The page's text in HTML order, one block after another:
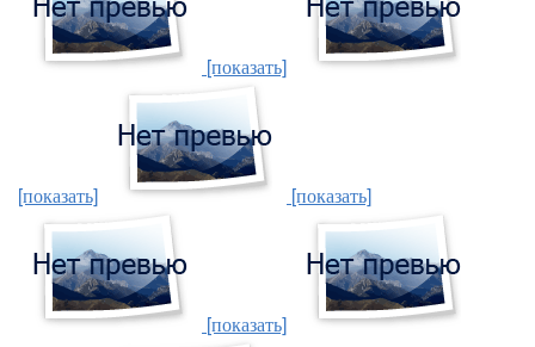
[показать]
[показать] [показать]
[показать]